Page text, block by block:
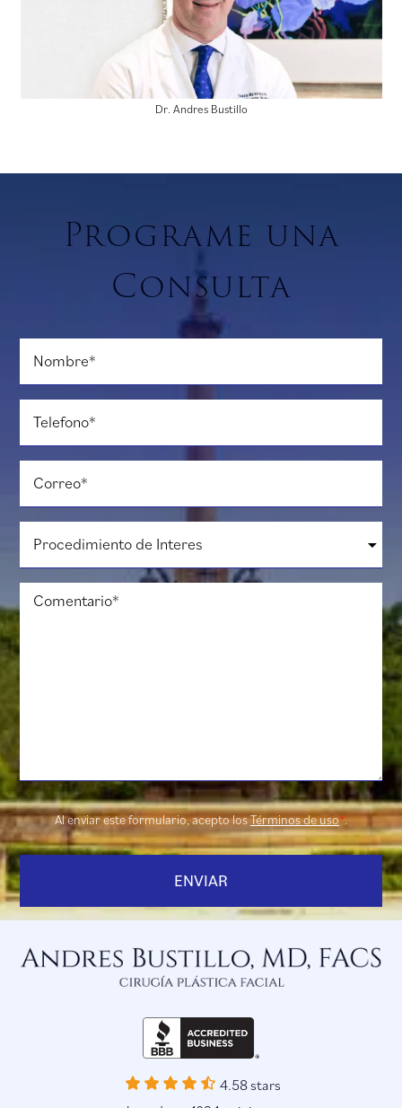
Dr. Andres Bustillo
Programe una
Consulta
Nombre
Telefono
Correo
Procedimiento
de
Interes
Comentario*
Al enviar este formulario, acepto losTérminos de uso*.
4.58 stars